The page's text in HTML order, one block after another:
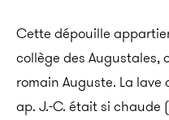
Cette dépouille
collège des Augustales,
romain Auguste. La lave
ap. J.-C. était si chaude